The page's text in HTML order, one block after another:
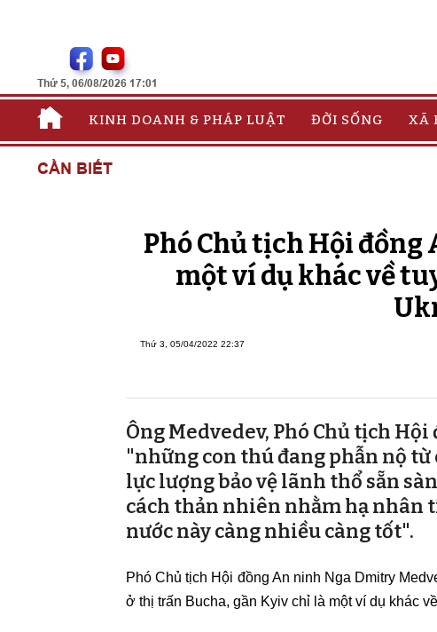
Thứ 5, 06/08/2026 17:01
KINH DOANH & PHÁP LUẬT ĐỜI SỐNG XÃ
CẦN BIẾT
Phó Chủ tịch Hội đồng
một ví dụ khác về
Thứ 3, 05/04/2022 22:37
Ông Medvedev, Phó Chủ tịch
"những con thú đang phẫn nộ từ
lực lượng bảo vệ lãnh thổ sẵn
cách thản nhiên nhằm hạ nhân
nước này càng nhiều càng tốt".
Phó Chủ tịch Hội đồng An ninh Nga Dmitry
ở thị trấn Bucha, gần Kyiv chỉ là một ví dụ khác